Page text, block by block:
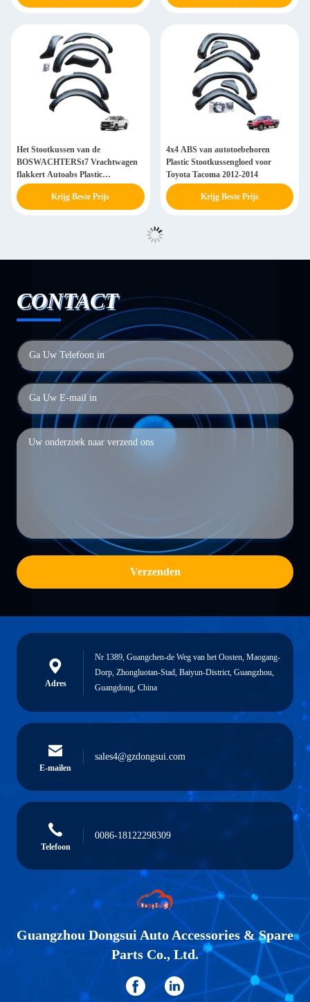
Het Stootkussen van de
BOSWACHTERSt7 Vrachtwagen
flakkert Autoabs Plastic
Achterstootkussengloed
Krijg Beste Prijs
4x4 ABS van autotoebehoren
Plastic Stootkussengloed voor
Toyota Tacoma 2012-2014
Krijg Beste Prijs
CONTACT
Verzenden
Adres
Nr 1389, Guangchen-de Weg van het Oosten, Maogang-
Dorp, Zhongluotan-Stad, Baiyun-District, Guangzhou,
Guangdong, China
E-mailen
sales4@gzdongsui.com
Telefoon
0086-18122298309
Guangzhou Dongsui Auto Accessories & Spare
Parts Co., Ltd.